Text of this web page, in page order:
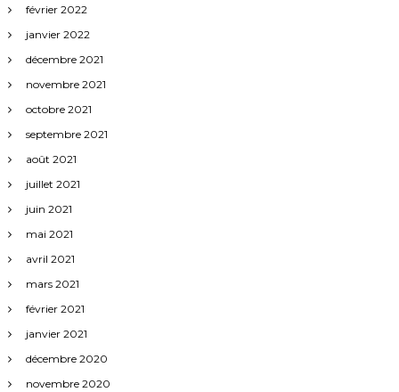
février 2022
janvier 2022
décembre 2021
novembre 2021
octobre 2021
septembre 2021
août 2021
juillet 2021
juin 2021
mai 2021
avril 2021
mars 2021
février 2021
janvier 2021
décembre 2020
novembre 2020